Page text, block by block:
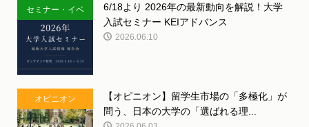
セミナー・イベ
ント
6/18より 2026年の最新動向を解説！大学
入試セミナー KEIアドバンス
2026.06.10
オピニオン
【オピニオン】留学生市場の「多極化」が
問う、日本の大学の「選ばれる理...